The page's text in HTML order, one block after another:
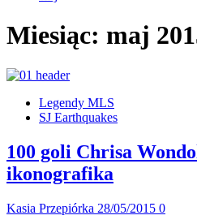
Miesiąc: maj
Legendy MLS
SJ Earthquakes
100 goli Chrisa
ikonografika
Kasia Przepiórka 28/05/2015 0